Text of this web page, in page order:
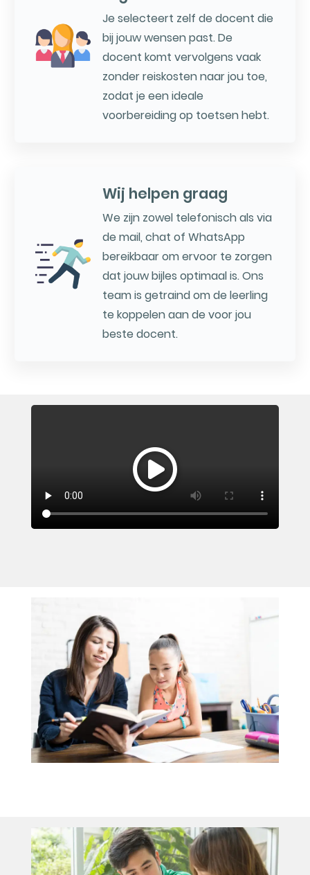
Je selecteert zelf de docent die
bij jouw wensen past. De
docent komt vervolgens vaak
zonder reiskosten naar jou toe,
zodat je een ideale
voorbereiding op toetsen hebt.
Wij helpen graag
We zijn zowel telefonisch als via
de mail, chat of WhatsApp
bereikbaar om ervoor te zorgen
dat jouw bijles optimaal is. Ons
team is getraind om de leerling
te koppelen aan de voor jou
beste docent.